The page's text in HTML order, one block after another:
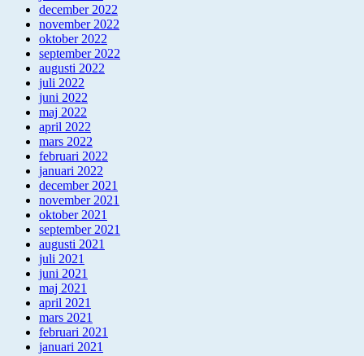
december 2022
november 2022
oktober 2022
september 2022
augusti 2022
juli 2022
juni 2022
maj 2022
april 2022
mars 2022
februari 2022
januari 2022
december 2021
november 2021
oktober 2021
september 2021
augusti 2021
juli 2021
juni 2021
maj 2021
april 2021
mars 2021
februari 2021
januari 2021